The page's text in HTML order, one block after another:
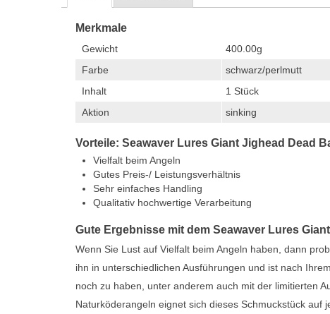
Merkmale
Gewicht
400.00g
Farbe
schwarz/perlmutt
Inhalt
1 Stück
Aktion
sinking
Vorteile: Seawaver Lures Giant Jighead Dead
Vielfalt beim Angeln
Gutes Preis-/ Leistungsverhältnis
Sehr einfaches Handling
Qualitativ hochwertige Verarbeitung
Gute Ergebnisse mit dem Seawaver Lures
Wenn Sie Lust auf Vielfalt beim Angeln haben, dann
ihn in unterschiedlichen Ausführungen und ist nach
noch zu haben, unter anderem auch mit der limitierten
Naturköderangeln eignet sich dieses Schmuckstück auf